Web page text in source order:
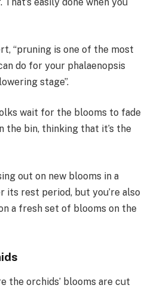
“pruning is one of the most
do for your phalaenopsis
stage”.
wait for the blooms to fade
the bin, thinking that it’s the
out on new blooms in a
its rest period, but you’re also
a fresh set of blooms on the
the orchids’ blooms are cut